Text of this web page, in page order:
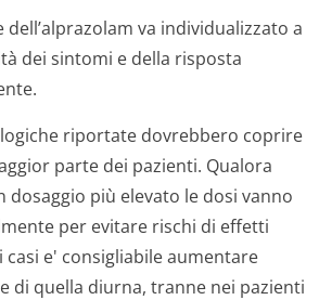
va individualizzato a
dei sintomi e della risposta
riportate dovrebbero coprire
parte dei pazienti. Qualora
dosaggio più elevato le dosi vanno
per evitare rischi di effetti
casi e' consigliabile aumentare
di quella diurna, tranne nei pazienti